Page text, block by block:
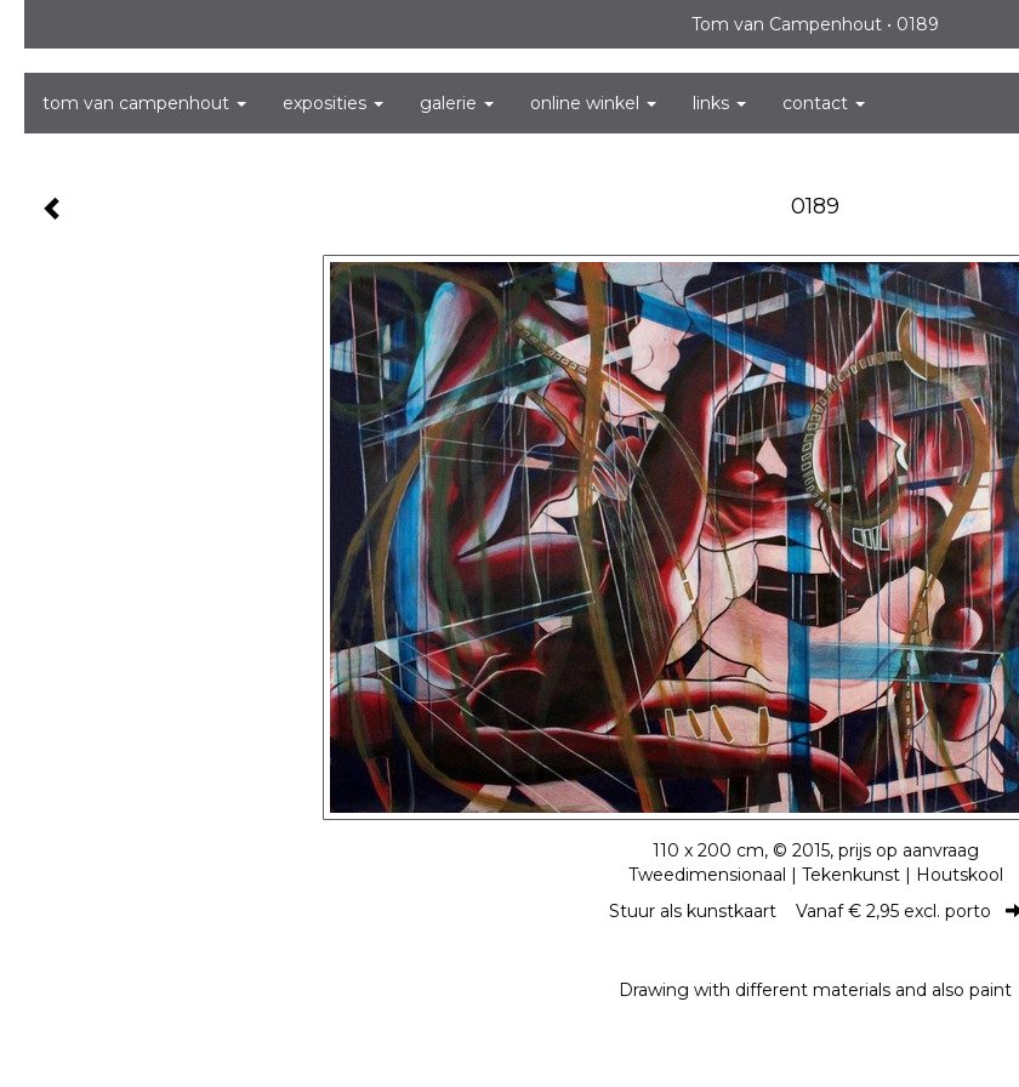
Tom van Campenhout 0189
tom van campenhout exposities galerie online winkel links contact
0189
110 x 200 cm, © 2015, prijs op aanvraag
Tweedimensionaal | Tekenkunst | Houtskool
Stuur als kunstkaart Vanaf € 2,95 excl. porto
Drawing with different materials and also paint